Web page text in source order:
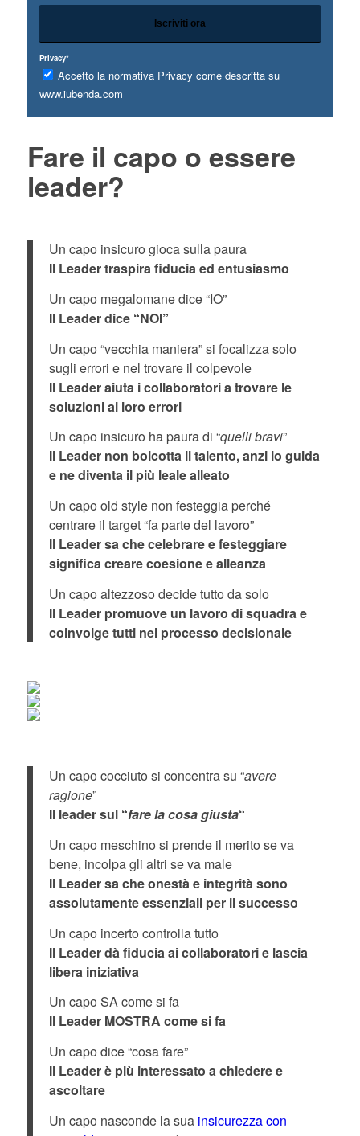
Privacy*
Accetto la normativa Privacy come descritta su
www.iubenda.com
Fare il capo o essere
leader?
Un capo insicuro gioca sulla paura
Il Leader traspira fiducia ed entusiasmo
Un capo megalomane dice “IO”
Il Leader dice “NOI”
Un capo “vecchia maniera” si focalizza solo
sugli errori e nel trovare il colpevole
Il Leader aiuta i collaboratori a trovare le
soluzioni ai loro errori
Un capo insicuro ha paura di “quelli bravi”
Il Leader non boicotta il talento, anzi lo guida
e ne diventa il più leale alleato
Un capo old style non festeggia perché
centrare il target “fa parte del lavoro”
Il Leader sa che celebrare e festeggiare
significa creare coesione e alleanza
Un capo altezzoso decide tutto da solo
Il Leader promuove un lavoro di squadra e
coinvolge tutti nel processo decisionale
Un capo cocciuto si concentra su “avere
ragione”
Il leader sul “fare la cosa giusta“
Un capo meschino si prende il merito se va
bene, incolpa gli altri se va male
Il Leader sa che onestà e integrità sono
assolutamente essenziali per il successo
Un capo incerto controlla tutto
Il Leader dà fiducia ai collaboratori e lascia
libera iniziativa
Un capo SA come si fa
Il Leader MOSTRA come si fa
Un capo dice “cosa fare”
Il Leader è più interessato a chiedere e
ascoltare
Un capo nasconde la sua insicurezza con